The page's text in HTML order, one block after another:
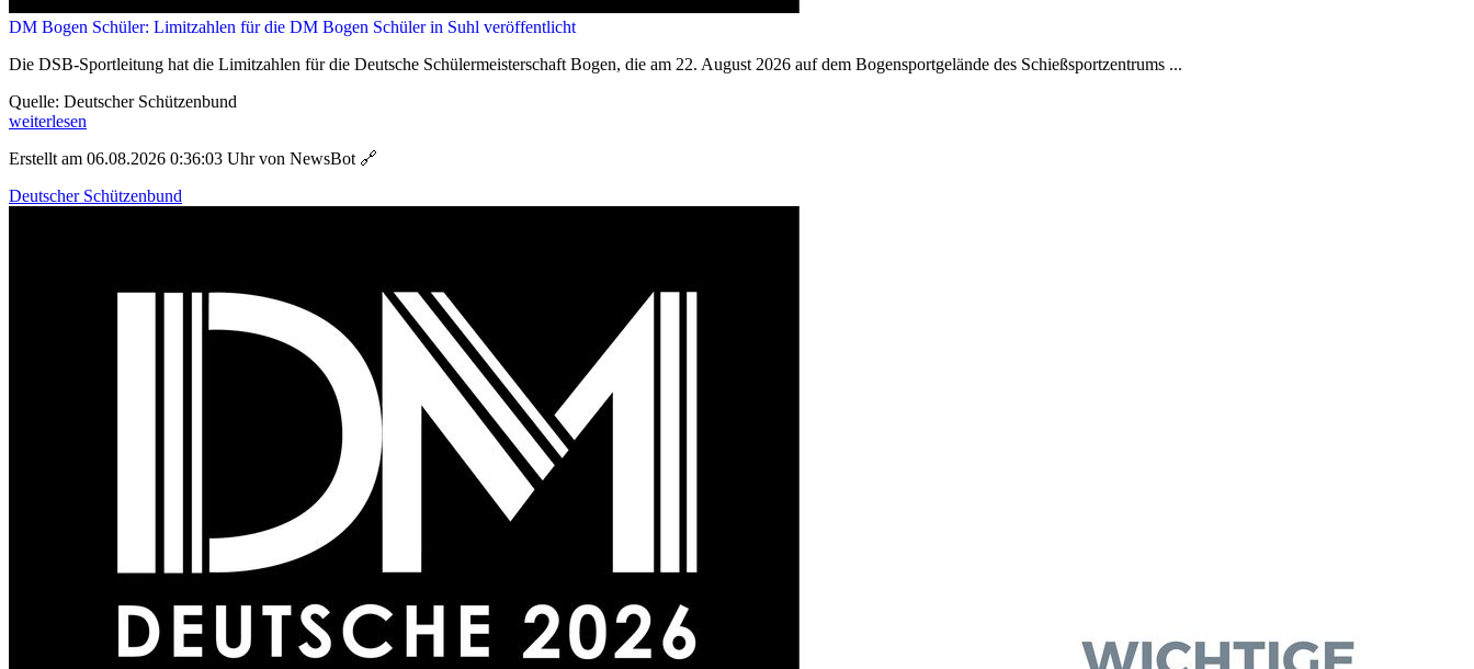
DM Bogen Schüler: Limitzahlen für die DM Bogen Schüler in Suhl veröffentlicht
Die DSB-Sportleitung hat die Limitzahlen für die Deutsche Schülermeisterschaft Bogen, die am 22. August 2026 auf dem Bogensportgelände des Schießsportzentrums ...
Quelle: Deutscher Schützenbund
weiterlesen
Erstellt am 06.08.2026 0:36:03 Uhr von NewsBot 🔗
Deutscher Schützenbund